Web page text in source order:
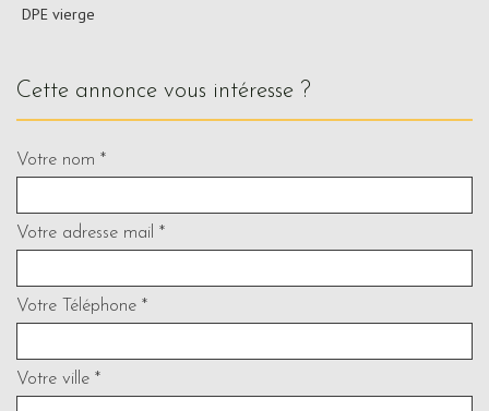
DPE vierge
cette annonce vous intéresse ?
Votre nom *
Votre adresse mail *
Votre Téléphone *
Votre ville *